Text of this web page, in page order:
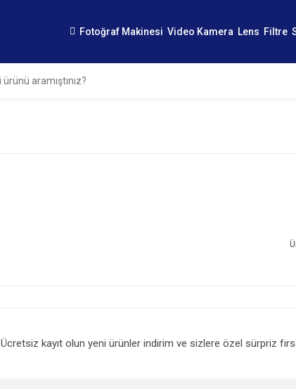
Fotoğraf Makinesi Video Kamera Lens Filtre
Ücretsiz kayıt olun yeni ürünler indirim ve sizlere özel sürpriz